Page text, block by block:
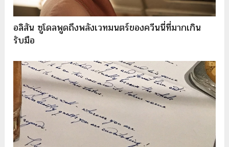
อลิสัน ซูโดลพูดถึงพลังเวทมนตร์ของควีนนี่ที่มากเกิน
รับมือ